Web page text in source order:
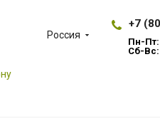
Россия
+7
Пн-Пт:
Сб-Вс: